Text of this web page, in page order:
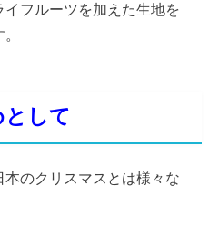
フルーツを加えた生地を
として
のクリスマスとは様々な